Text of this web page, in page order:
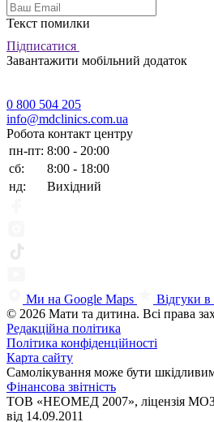
Текст помилки
Підписатися
Завантажити мобільний додаток
0 800 504 205
info@mdclinics.com.ua
Робота контакт центру
пн-пт: 8:00 - 20:00
сб:
8:00 - 18:00
нд:
Вихідний
Ми на Google Maps
Відгуки
© 2026 Мати та дитина. Всі права
Редакційна політика
Політика конфіденційності
Карта сайту
Самолікування може бути
Фінансова звітність
ТОВ «НЕОМЕД 2007», ліцензія
від 14.09.2011